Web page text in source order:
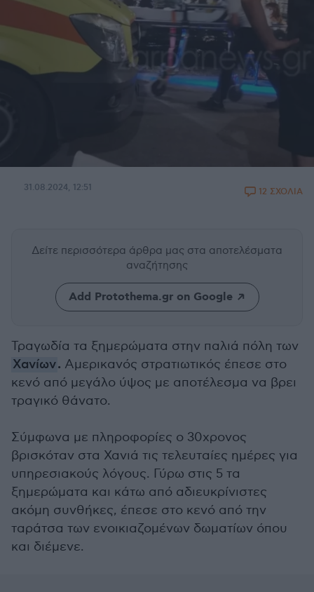
31.08.2024, 12:51 12 ΣΧΟΛΙΑ
Δείτε περισσότερα άρθρα μας στα αποτελέσματα
αναζήτησης
Add Protothema.gr on Google
Τραγωδία τα ξημερώματα στην παλιά πόλη των
Χανίων. Αμερικανός στρατιωτικός έπεσε στο
κενό από μεγάλο ύψος με αποτέλεσμα να βρει
τραγικό θάνατο.
Σύμφωνα με πληροφορίες ο 30χρονος
βρισκόταν στα Χανιά τις τελευταίες ημέρες για
υπηρεσιακούς λόγους. Γύρω στις 5 τα
ξημερώματα και κάτω από αδιευκρίνιστες
ακόμη συνθήκες, έπεσε στο κενό από την
ταράτσα των ενοικιαζομένων δωματίων όπου
και διέμενε.